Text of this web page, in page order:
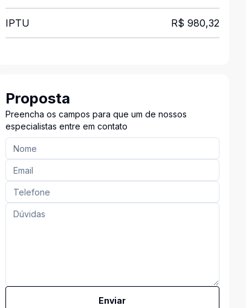
IPTU R$ 980,32
Proposta
Preencha os campos para que um de nossos
especialistas entre em contato
Enviar